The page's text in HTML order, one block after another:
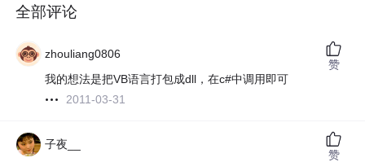
全部评论
zhouliang0806
我的想法是把VB语言打包成dll，在c#中调用即可
2011-03-31
赞
子夜__
赞